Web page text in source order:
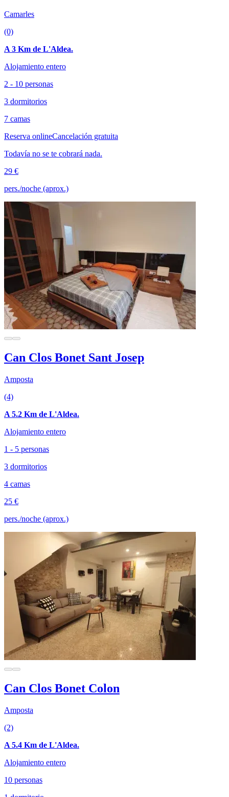
Camarles
(0)
A 3 Km de L'Aldea.
Alojamiento entero
2 - 10 personas
3 dormitorios
7 camas
Reserva onlineCancelación gratuita
Todavía no se te cobrará nada.
29 €
pers./noche (aprox.)
Can Clos Bonet Sant Josep
Amposta
(4)
A 5.2 Km de L'Aldea.
Alojamiento entero
1 - 5 personas
3 dormitorios
4 camas
25 €
pers./noche (aprox.)
Can Clos Bonet Colon
Amposta
(2)
A 5.4 Km de L'Aldea.
Alojamiento entero
10 personas